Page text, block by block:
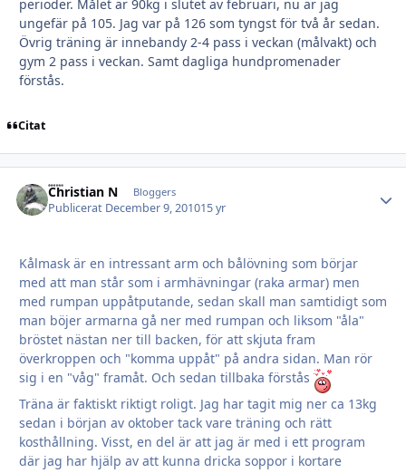
perioder. Målet är 90kg i slutet av februari, nu är jag
ungefär på 105. Jag var på 126 som tyngst för två år sedan.
Övrig träning är innebandy 2-4 pass i veckan (målvakt) och
gym 2 pass i veckan. Samt dagliga hundpromenader
förstås.
Citat
Christian N Bloggers
Publicerat December 9, 201015 yr
Kålmask är en intressant arm och bålövning som börjar
med att man står som i armhävningar (raka armar) men
med rumpan uppåtputande, sedan skall man samtidigt som
man böjer armarna gå ner med rumpan och liksom "åla"
bröstet nästan ner till backen, för att skjuta fram
överkroppen och "komma uppåt" på andra sidan. Man rör
sig i en "våg" framåt. Och sedan tillbaka förstås
Träna är faktiskt riktigt roligt. Jag har tagit mig ner ca 13kg
sedan i början av oktober tack vare träning och rätt
kosthållning. Visst, en del är att jag är med i ett program
där jag har hjälp av att kunna dricka soppor i kortare